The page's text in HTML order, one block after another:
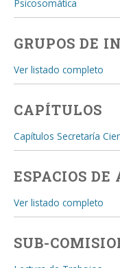
Psicosomática
GRUPOS DE
Ver listado completo
CAPÍTULOS
Capítulos Secretaría
ESPACIOS DE
Ver listado completo
SUB-